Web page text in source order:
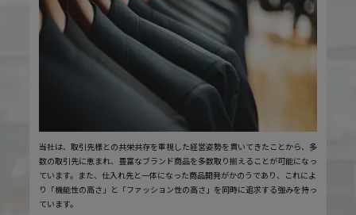
当社は、取引先様との共栄共存を重視した経営姿勢を貫いてきたことから、多
数の取引先に恵まれ、豊富なブランド商品を多数取り揃えることが可能になっ
ています。また、仕入れ先と一体になった商品開発がかのうであり、これによ
り「機能性の高さ」と「ファッション性の高さ」を同時に追求する強みを持っ
ています。